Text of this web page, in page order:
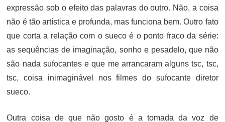
expressão sob o efeito das palavras do outro. Não, a coisa
não é tão artística e profunda, mas funciona bem. Outro fato
que corta a relação com o sueco é o ponto fraco da série:
as sequências de imaginação, sonho e pesadelo, que não
são nada sufocantes e que me arrancaram alguns tsc, tsc,
tsc, coisa inimaginável nos filmes do sufocante diretor
sueco.
Outra coisa de que não gosto é a tomada da voz de